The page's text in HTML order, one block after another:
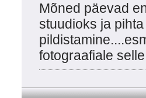
Mõned päevad
stuudioks ja
fotograafiale